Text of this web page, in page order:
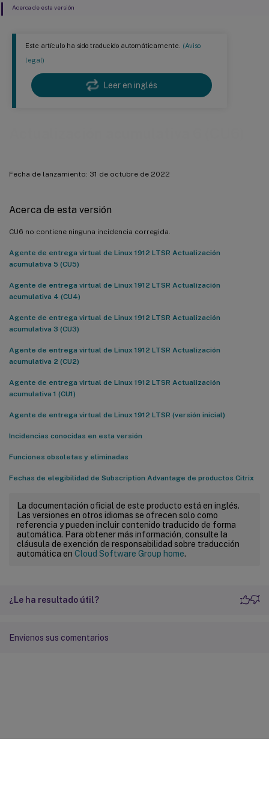
Este artículo ha sido traducido automáticamente. (Aviso
legal)
Leer en inglés
Fecha de lanzamiento: 31 de octubre de 2022
Acerca de esta versión
CU6 no contiene ninguna incidencia corregida.
Agente de entrega virtual de Linux 1912 LTSR Actualización
acumulativa 5 (CU5)
Agente de entrega virtual de Linux 1912 LTSR Actualización
acumulativa 4 (CU4)
Agente de entrega virtual de Linux 1912 LTSR Actualización
acumulativa 3 (CU3)
Agente de entrega virtual de Linux 1912 LTSR Actualización
acumulativa 2 (CU2)
Agente de entrega virtual de Linux 1912 LTSR Actualización
acumulativa 1 (CU1)
Agente de entrega virtual de Linux 1912 LTSR (versión inicial)
Incidencias conocidas en esta versión
Funciones obsoletas y eliminadas
Fechas de elegibilidad de Subscription Advantage de productos Citrix
La documentación oficial de este producto está en inglés.
Las versiones en otros idiomas se ofrecen solo como
referencia y pueden incluir contenido traducido de forma
automática. Para obtener más información, consulte la
cláusula de exención de responsabilidad sobre traducción
automática en Cloud Software Group home.
¿Le ha resultado útil?
Envíenos sus comentarios
Acerca de esta versión